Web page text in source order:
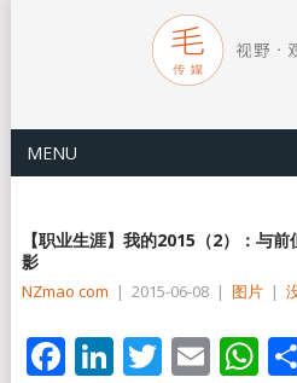
MENU
【职业生涯】我的2015（2）：与
影
NZmao com | 2015-06-08 | 图片 |
Facebook
LinkedIn
Twitter